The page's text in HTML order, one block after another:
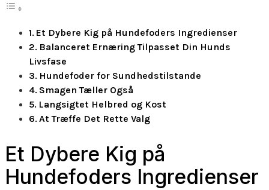
Et Dybere Kig på Hundefoders Ingredienser
Balanceret Ernæring Tilpasset Din Hunds
Livsfase
Hundefoder for Sundhedstilstande
Smagen Tæller Også
Langsigtet Helbred og Kost
At Træffe Det Rette Valg
Et Dybere Kig på
Hundefoders Ingredienser